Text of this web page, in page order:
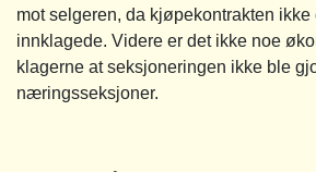
mot selgeren, da kjøpekontrakten ikke
innklagede. Videre er det ikke noe
klagerne at seksjoneringen ikke ble
næringsseksjoner.